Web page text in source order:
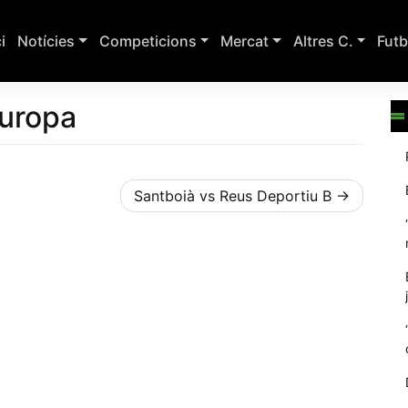
Notícies Competicions Mercat Altres C.
Santboià vs Reus Deportiu B